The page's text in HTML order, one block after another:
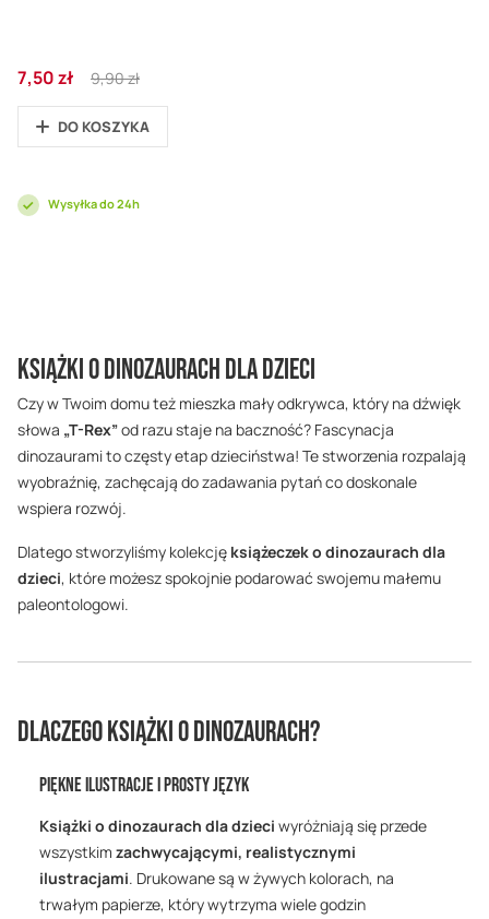
Cena
promocyjna
7,50 zł
Regular
Price
9,90 zł
DO KOSZYKA
Wysyłka do 24h
Książki o dinozaurach dla Dzieci
Czy w Twoim domu też mieszka mały odkrywca, który na dźwięk
słowa „T-Rex”od razu staje na baczność? Fascynacja
dinozaurami to częsty etap dzieciństwa! Te stworzenia rozpalają
wyobraźnię, zachęcają do zadawania pytań co doskonale
wspiera rozwój.
Dlatego stworzyliśmy kolekcję książeczek o dinozaurach dla
dzieci, które możesz spokojnie podarować swojemu małemu
paleontologowi.
Dlaczego książki o dinozaurach?
Piękne Ilustracje i Prosty Język
Książki o dinozaurach dla dzieci wyróżniają się przede
wszystkim zachwycającymi, realistycznymi
ilustracjami. Drukowane są w żywych kolorach, na
trwałym papierze, który wytrzyma wiele godzin